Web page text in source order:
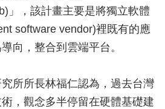
」，該計畫主要是將獨立軟體
software vendor)裡既有的應
向，整合到雲端平台。
所所長林福仁認為，過去台灣
，觀念多半停留在硬體基礎建